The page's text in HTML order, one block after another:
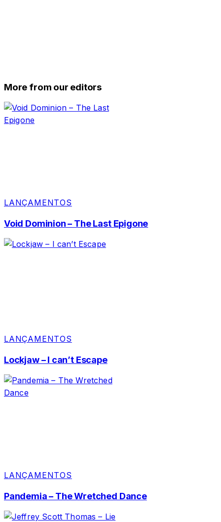
More from our editors
LANÇAMENTOS
Void Dominion – The Last Epigone
LANÇAMENTOS
Lockjaw – I can’t Escape
LANÇAMENTOS
Pandemia – The Wretched Dance